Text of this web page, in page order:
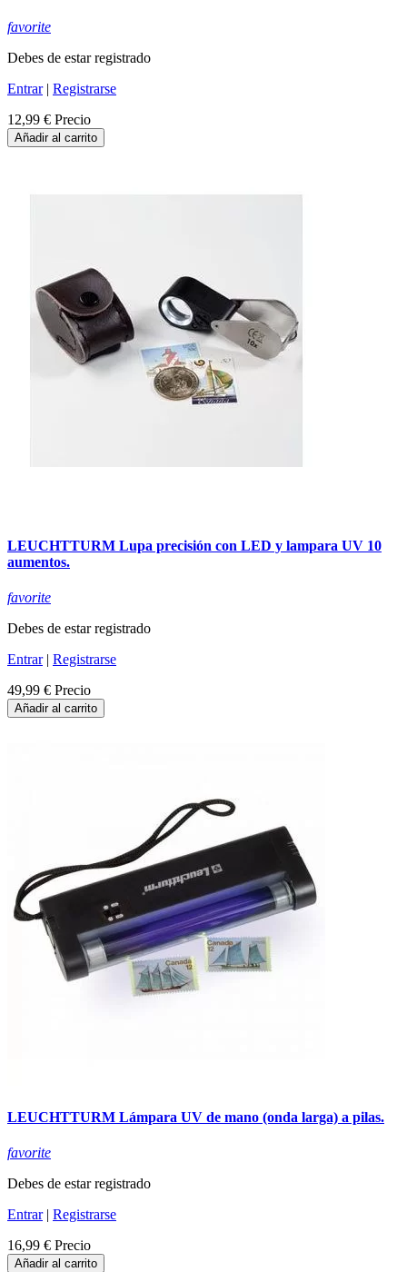
favorite
Debes de estar registrado
Entrar| Registrarse
12,99 € Precio
Añadir al carrito
LEUCHTTURM Lupa precisión con LED y lampara UV 10
aumentos.
favorite
Debes de estar registrado
Entrar| Registrarse
49,99 € Precio
Añadir al carrito
LEUCHTTURM Lámpara UV de mano (onda larga) a pilas.
favorite
Debes de estar registrado
Entrar| Registrarse
16,99 € Precio
Añadir al carrito